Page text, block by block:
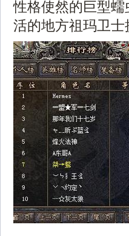
性格使然的巨型
活的地方祖玛卫士